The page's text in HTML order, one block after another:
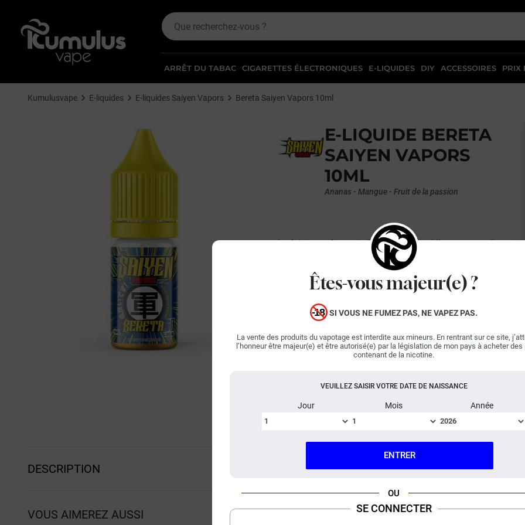
Êtes-vous majeur(e) ?
SI VOUS NE FUMEZ PAS, NE VAPEZ PAS.
La vente des produits du vapotage est interdite aux mineurs. En rentrant sur ce site,
l’honneur être majeur(e) et être autorisé(e) par la législation de mon pays à acheter
contenant de la nicotine.
VEUILLEZ SAISIR VOTRE DATE DE NAISSANCE
Jour Mois Année
ENTRER
OU
SE CONNECTER
ARRÊT DU TABAC CIGARETTES ÉLECTRONIQUES E-LIQUIDES DIY ACCESSOIRES PRIX
Kumulusvape E-liquides E-liquides Saiyen Vapors Bereta Saiyen Vapors 10ml
E-LIQUIDE BERETA
SAIYEN VAPORS
10ML
Ananas - Mangue - Fruit de la passion
Le fabricant françaisSaiyen Vaporsdébarque avec le
eliquide Bereta : une recette terriblement fruitée et
réaliste. Les utilisateurs de cigarettes électroniques qui
prendront possession de cette fiole pourront profiter
mangueset les fruits de la passion. Saiyen Vapors a
DESCRIPTION FICHE TECHNIQUE QUESTION / RÉPONSE
DESCRIPTION
VOUS AIMEREZ AUSSI